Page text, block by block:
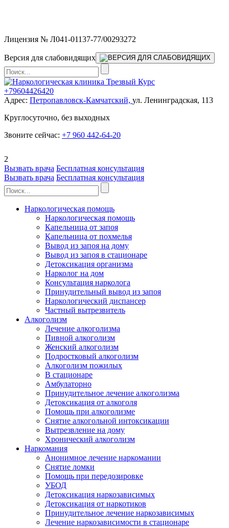
Лицензия № Л041-01137-77/00293272
Версия для слабовидящих
+79604426420
Адрес: Петропавловск-Камчатский, ул. Ленинградская, 113
Круглосуточно, без выходных
Звоните сейчас: +7 960 442-64-20
2
Вызвать врача Бесплатная консультация
Вызвать врача Бесплатная консультация
Наркологическая помощь
Наркологическая помощь
Капельница от запоя
Капельница от похмелья
Вывод из запоя на дому
Вывод из запоя в стационаре
Детоксикация организма
Нарколог на дом
Консультация нарколога
Принудительный вывод из запоя
Наркологический диспансер
Частный вытрезвитель
Алкоголизм
Лечение алкоголизма
Пивной алкоголизм
Женский алкоголизм
Подростковый алкоголизм
Алкоголизм пожилых
В стационаре
Амбулаторно
Принудительное лечение алкоголизма
Детоксикация от алкоголя
Помощь при алкоголизме
Снятие алкогольной интоксикации
Вытрезвление на дому
Хронический алкоголизм
Наркомания
Анонимное лечение наркомании
Снятие ломки
Помощь при передозировке
УБОД
Детоксикация наркозависимых
Детоксикация от наркотиков
Принудительное лечение наркозависимых
Лечение наркозависимости в стационаре